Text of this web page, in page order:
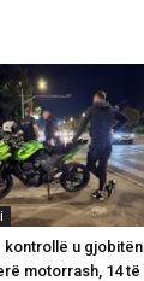
kontrollë u gjobitën
motorrash, 14 të